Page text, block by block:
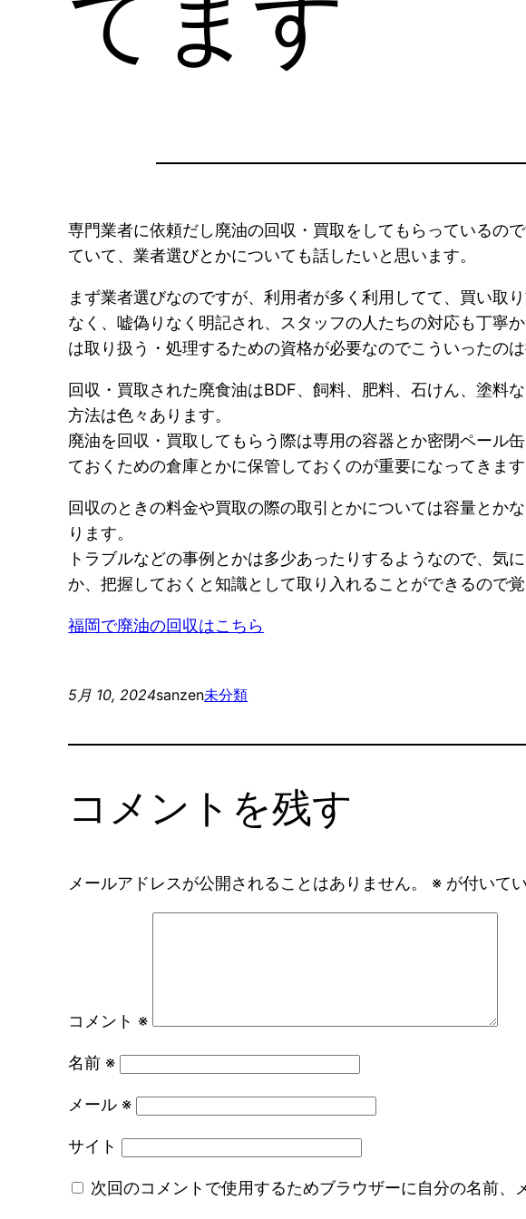
専門業者に依頼だし廃油の回収・買取をしてもらっているの
ていて、業者選びとかについても話したいと思います。
まず業者選びなのですが、利用者が多く利用してて、買い取
なく、嘘偽りなく明記され、スタッフの人たちの対応も丁寧
は取り扱う・処理するための資格が必要なのでこういったの
回収・買取された廃食油はBDF、飼料、肥料、石けん、塗料
方法は色々あります。
廃油を回収・買取してもらう際は専用の容器とか密閉ペール
ておくための倉庫とかに保管しておくのが重要になってきます
回収のときの料金や買取の際の取引とかについては容量とか
ります。
トラブルなどの事例とかは多少あったりするようなので、気
か、把握しておくと知識として取り入れることができるので覚
福岡で廃油の回収はこちら
5月 10, 2024sanzen未分類
コメントを残す
メールアドレスが公開されることはありません。 ※ が付いて
コメント ※
名前 ※
メール ※
サイト
次回のコメントで使用するためブラウザーに自分の名前、